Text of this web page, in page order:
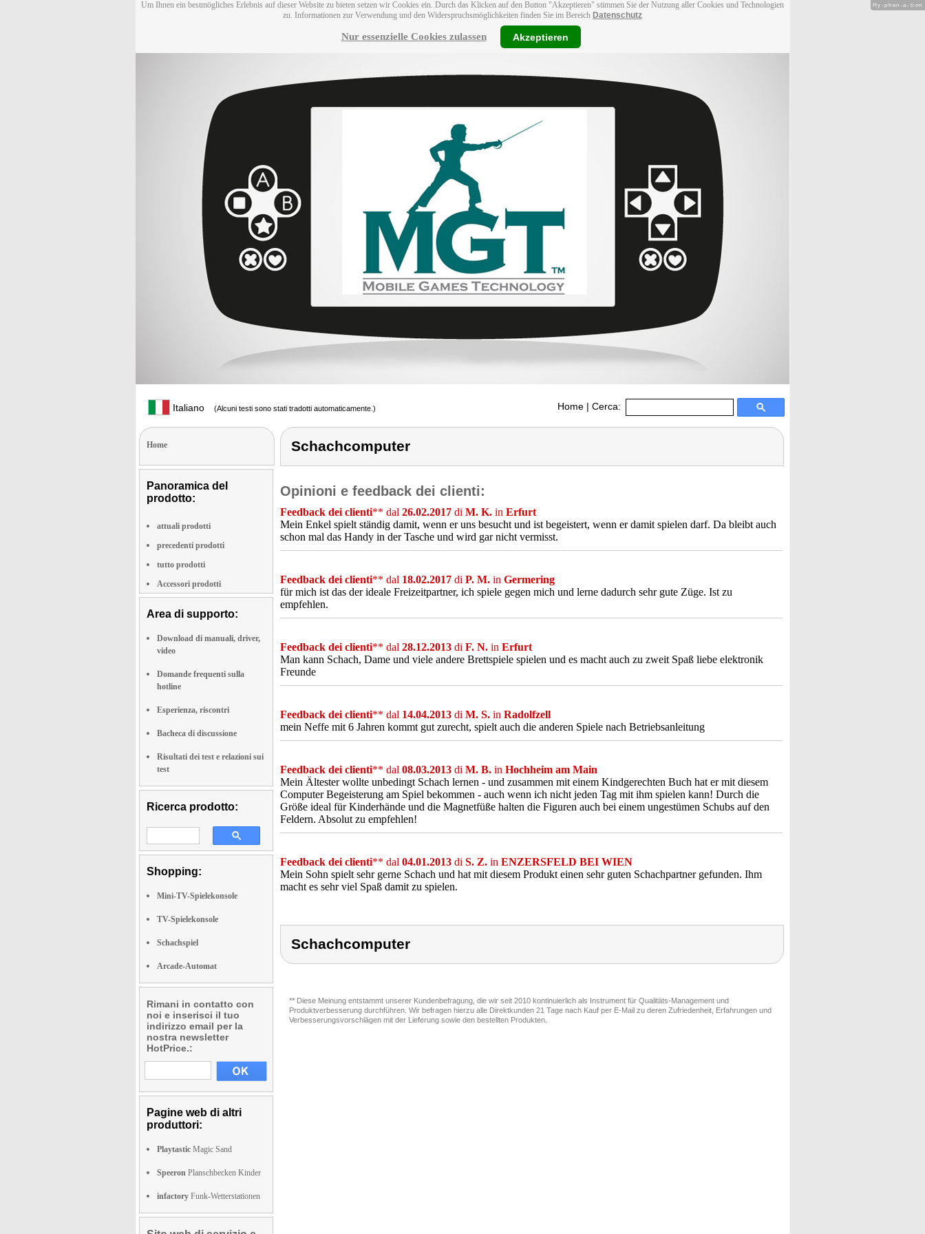
Um Ihnen ein bestmögliches Erlebnis auf dieser Website zu bieten setzen wir Cookies ein. Durch das Klicken auf den Button "Akzeptieren" stimmen Sie der Nutzung aller Cookies und Technologien
zu. Informationen zur Verwendung und den Widerspruchsmöglichkeiten finden Sie im Bereich Datenschutz
Nur essenzielle Cookies zulassen Akzeptieren
Italiano (Alcuni testi sono stati tradotti automaticamente.) Home | Cerca:
Home
Panoramica del
prodotto:
attuali prodotti
precedenti prodotti
tutto prodotti
Accessori prodotti
Area di supporto:
Download di manuali, driver,
video
Domande frequenti sulla
hotline
Esperienza, riscontri
Bacheca di discussione
Risultati dei test e relazioni sui
test
Ricerca prodotto:
Shopping:
Mini-TV-Spielekonsole
TV-Spielekonsole
Schachspiel
Arcade-Automat
Rimani in contatto con
noi e inserisci il tuo
indirizzo email per la
nostra newsletter
HotPrice.:
Pagine web di altri
produttori:
Playtastic Magic Sand
Speeron Planschbecken Kinder
infactory Funk-Wetterstationen
Schachcomputer
Opinioni e feedback dei clienti:
Feedback dei clienti** dal 26.02.2017 di M. K. in Erfurt
Mein Enkel spielt ständig damit, wenn er uns besucht und ist begeistert, wenn er damit spielen darf. Da bleibt auch
schon mal das Handy in der Tasche und wird gar nicht vermisst.
Feedback dei clienti** dal 18.02.2017 di P. M. in Germering
für mich ist das der ideale Freizeitpartner, ich spiele gegen mich und lerne dadurch sehr gute Züge. Ist zu
empfehlen.
Feedback dei clienti** dal 28.12.2013 di F. N. in Erfurt
Man kann Schach, Dame und viele andere Brettspiele spielen und es macht auch zu zweit Spaß liebe elektronik
Freunde
Feedback dei clienti** dal 14.04.2013 di M. S. in Radolfzell
mein Neffe mit 6 Jahren kommt gut zurecht, spielt auch die anderen Spiele nach Betriebsanleitung
Feedback dei clienti** dal 08.03.2013 di M. B. in Hochheim am Main
Mein Ältester wollte unbedingt Schach lernen - und zusammen mit einem Kindgerechten Buch hat er mit diesem
Computer Begeisterung am Spiel bekommen - auch wenn ich nicht jeden Tag mit ihm spielen kann! Durch die
Größe ideal für Kinderhände und die Magnetfüße halten die Figuren auch bei einem ungestümen Schubs auf den
Feldern. Absolut zu empfehlen!
Feedback dei clienti** dal 04.01.2013 di S. Z. in ENZERSFELD BEI WIEN
Mein Sohn spielt sehr gerne Schach und hat mit diesem Produkt einen sehr guten Schachpartner gefunden. Ihm
macht es sehr viel Spaß damit zu spielen.
Schachcomputer
** Diese Meinung entstammt unserer Kundenbefragung, die wir seit 2010 kontinuierlich als Instrument für Qualitäts-Management und
Produktverbesserung durchführen. Wir befragen hierzu alle Direktkunden 21 Tage nach Kauf per E-Mail zu deren Zufriedenheit, Erfahrungen und
Verbesserungsvorschlägen mit der Lieferung sowie den bestellten Produkten.
Hy-phen-a-tion